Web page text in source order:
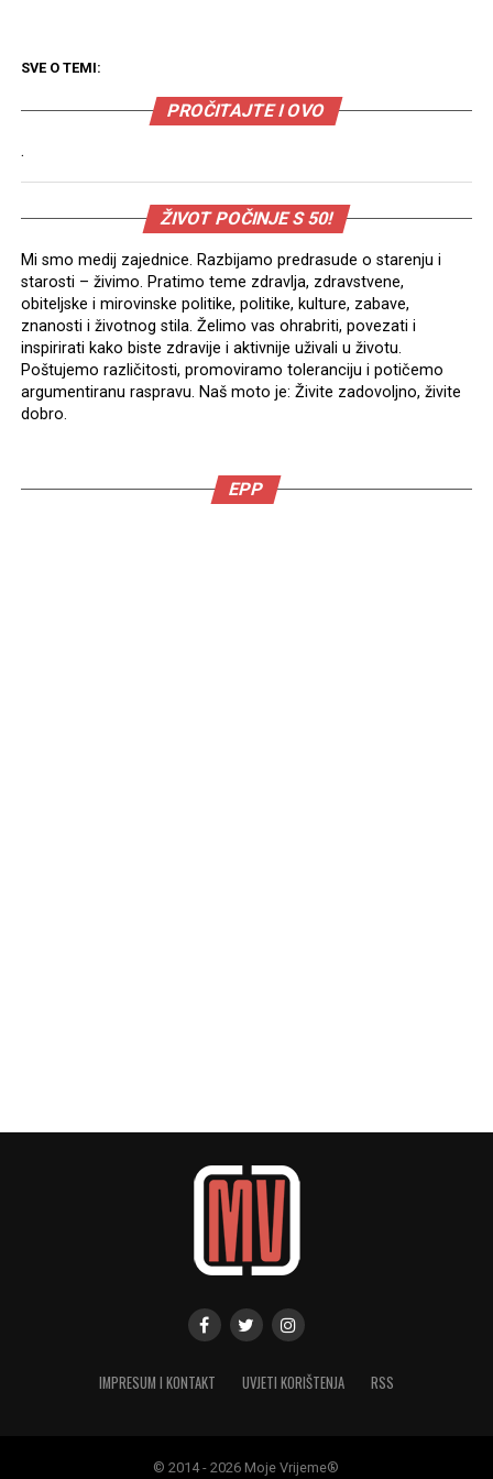
SVE O TEMI:
PROČITAJTE I OVO
.
ŽIVOT POČINJE S 50!
Mi smo medij zajednice. Razbijamo predrasude o starenju i
starosti – živimo. Pratimo teme zdravlja, zdravstvene,
obiteljske i mirovinske politike, politike, kulture, zabave,
znanosti i životnog stila. Želimo vas ohrabriti, povezati i
inspirirati kako biste zdravije i aktivnije uživali u životu.
Poštujemo različitosti, promoviramo toleranciju i potičemo
argumentiranu raspravu. Naš moto je: Živite zadovoljno, živite
dobro.
EPP
IMPRESUM I KONTAKT UVJETI KORIŠTENJA RSS
© 2014 - 2026 Moje Vrijeme®